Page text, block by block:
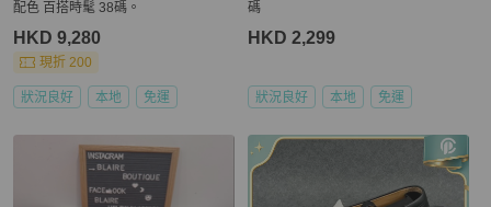
配色 百搭時髦 38碼。
HKD 9,280
現折 200
狀況良好 本地 免運
碼
HKD 2,299
狀況良好 本地 免運